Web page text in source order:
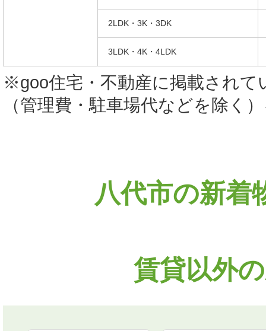
2LDK・3K・3DK
3LDK・4K・4LDK
※goo住宅・不動産に掲載されて
（管理費・駐車場代などを除く
八代市の新着
賃貸以外